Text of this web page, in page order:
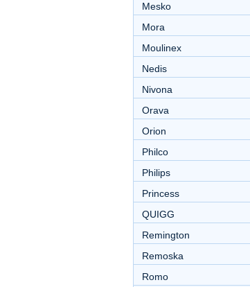
Mesko
Mora
Moulinex
Nedis
Nivona
Orava
Orion
Philco
Philips
Princess
QUIGG
Remington
Remoska
Romo